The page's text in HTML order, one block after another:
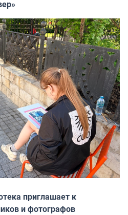
приглашает к
и фотографов